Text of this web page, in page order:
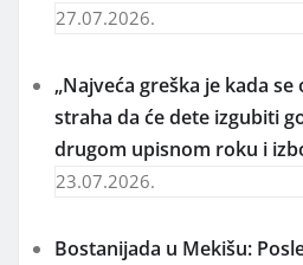
27.07.2026.
„Najveća greška je kada
straha da će dete izgubiti
drugom upisnom roku i
23.07.2026.
Bostanijada u Mekišu: